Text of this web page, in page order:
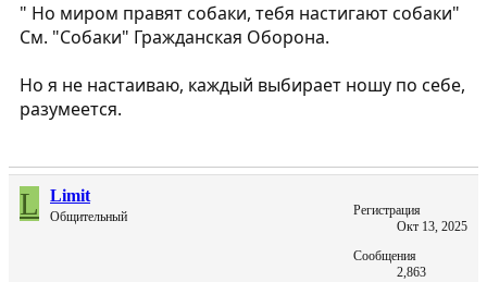
" Но миром правят собаки, тебя настигают собаки"
См. "Собаки" Гражданская Оборона.
Но я не настаиваю, каждый выбирает ношу по себе,
разумеется.
L Limit
Общительный
Регистрация
Окт 13, 2025
Сообщения
2,863